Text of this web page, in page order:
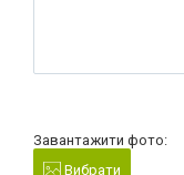
Завантажити фото:
Вибрати